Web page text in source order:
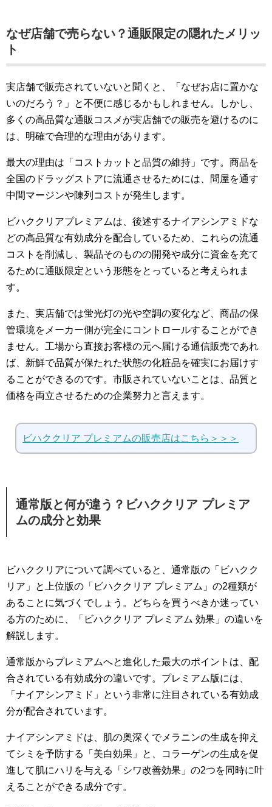
なぜ店舗で売らない？通販限定の隠れたメリッ
ト
実店舗で販売されていないと聞くと、「なぜお店に置かな
いのだろう？」と不便に感じるかもしれません。しかし、
多くの高品質な通販コスメが実店舗での販売を避けるのに
は、明確で合理的な理由があります。
最大の理由は「コストカットと品質の維持」です。商品を
全国のドラッグストアに流通させるためには、問屋を通す
中間マージンや陳列コストが発生します。
ビハククリアプレミアムは、後述するナイアシンアミドな
どの高品質な有効成分を配合しているため、これらの流通
コストを削減し、製品そのものの開発や成分に資金を充て
るために通販限定という形態をとっていると考えられま
す。
また、実店舗では蛍光灯の光や空調の変化など、商品の保
管環境をメーカー側が完全にコントロールすることができ
ません。工場から直接お客様の元へ届ける通信販売であれ
ば、新鮮で品質が保たれた状態の化粧品を確実にお届けす
ることができるのです。市販されていないことは、品質と
価格を両立させるための企業努力と言えます。
ビハククリア プレミアムの販売店はこちら＞＞＞
通常版と何が違う？ビハククリア プレミア
ムの成分と効果
ビハククリアについて調べていると、通常版の「ビハクク
リア」と上位版の「ビハククリア プレミアム」の2種類が
あることに気づくでしょう。どちらを買うべきか迷ってい
る方のために、「ビハククリア プレミアム 効果」の違いを
解説します。
通常版からプレミアムへと進化した最大のポイントは、配
合されている有効成分の違いです。プレミアム版には、
「ナイアシンアミド」という非常に注目されている有効成
分が配合されています。
ナイアシンアミドは、肌の奥深くでメラニンの生成を抑え
てシミを予防する「美白効果」と、コラーゲンの生成を促
進して肌にハリを与える「シワ改善効果」の2つを同時に叶
えることができる成分です。